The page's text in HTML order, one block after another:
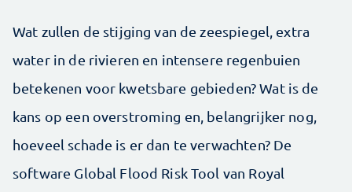
Wat zullen de stijging van de zeespiegel, extra
water in de rivieren en intensere regenbuien
betekenen voor kwetsbare gebieden? Wat is de
kans op een overstroming en, belangrijker nog,
hoeveel schade is er dan te verwachten? De
software Global Flood Risk Tool van Royal